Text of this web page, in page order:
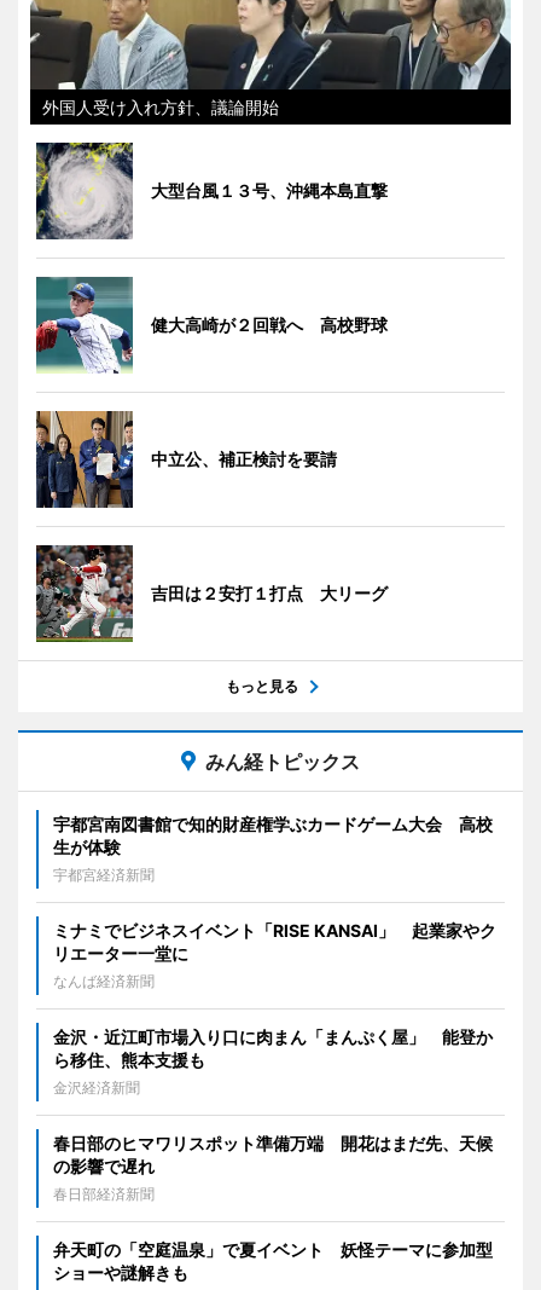
外国人受け入れ方針、議論開始
大型台風１３号、沖縄本島直撃
健大高崎が２回戦へ 高校野球
中立公、補正検討を要請
吉田は２安打１打点 大リーグ
もっと見る
みん経トピックス
宇都宮南図書館で知的財産権学ぶカードゲーム大会 高校
生が体験
宇都宮経済新聞
ミナミでビジネスイベント「RISE KANSAI」 起業家やク
リエーター一堂に
なんば経済新聞
金沢・近江町市場入り口に肉まん「まんぷく屋」 能登か
ら移住、熊本支援も
金沢経済新聞
春日部のヒマワリスポット準備万端 開花はまだ先、天候
の影響で遅れ
春日部経済新聞
弁天町の「空庭温泉」で夏イベント 妖怪テーマに参加型
ショーや謎解きも